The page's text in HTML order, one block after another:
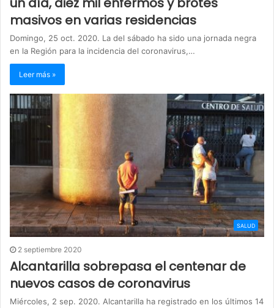
masivos en varias residencias
Domingo, 25 oct. 2020. La del sábado ha sido una jornada negra
en la Región para la incidencia del coronavirus,…
Leer más »
SALUD
2 septiembre 2020
Alcantarilla sobrepasa el centenar de
nuevos casos de coronavirus
Miércoles, 2 sep. 2020. Alcantarilla ha registrado en los últimos 14